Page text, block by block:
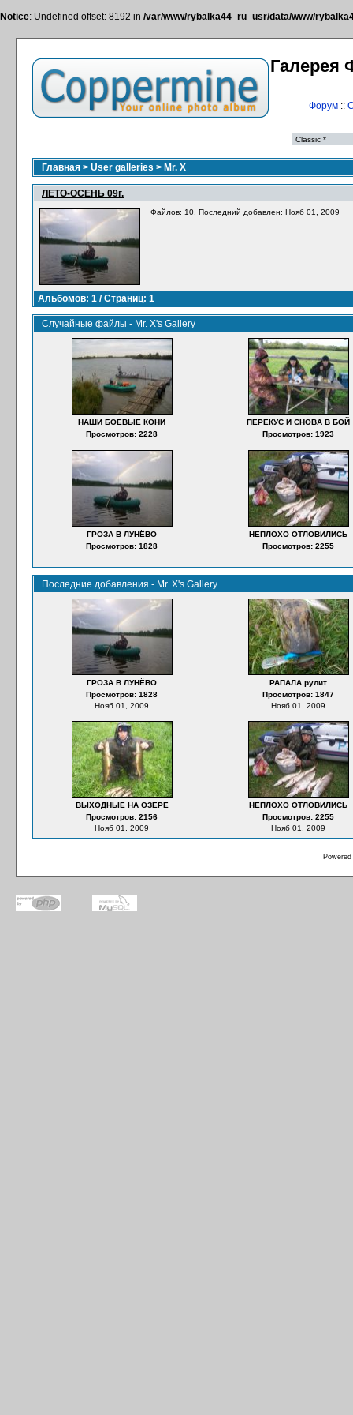
Notice: Undefined offset: 8192 in /var/www/rybalka44_ru_usr/data/www/
Галерея
Форум::
Главная > User galleries > Mr. X
ЛЕТО-ОСЕНЬ 09г.
Файлов: 10. Последний добавлен: Нояб 01, 2009
Альбомов: 1 / Страниц: 1
Случайные файлы - Mr. X's Gallery
НАШИ БОЕВЫЕ КОНИ
Просмотров: 2228
ПЕРЕКУС И СНОВА В БОЙ
Просмотров: 1923
ГРОЗА В ЛУНЁВО
Просмотров: 1828
НЕПЛОХО ОТЛОВИЛИСЬ
Просмотров: 2255
Последние добавления - Mr. X's Gallery
ГРОЗА В ЛУНЁВО
Просмотров: 1828
Нояб 01, 2009
РАПАЛА рулит
Просмотров: 1847
Нояб 01, 2009
ВЫХОДНЫЕ НА ОЗЕРЕ
Просмотров: 2156
Нояб 01, 2009
НЕПЛОХО ОТЛОВИЛИСЬ
Просмотров: 2255
Нояб 01, 2009